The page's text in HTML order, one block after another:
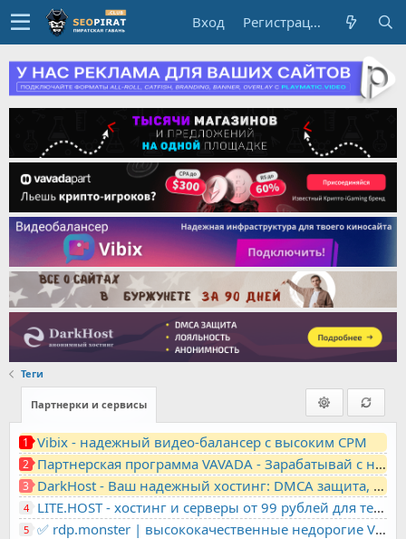
Вход Регистрация
Теги
Партнерки и сервисы
1 Vibix - надежный видео-балансер с высоким CPM
2 Партнерская программа VAVADA - Зарабатывай с нами!
3 DarkHost - Ваш надежный хостинг: DMCA защита, лояльность, анонимность
4 LITE.HOST - хостинг и серверы от 99 рублей для тех, кто любит не переплачивать. Доступ по SSH, поддержка PHP, GIT, COMPOSER, сертификаты Let's Encrypt
5 ✅ rdp.monster | высококачественные недорогие VPS, RDP - выделенные серверы